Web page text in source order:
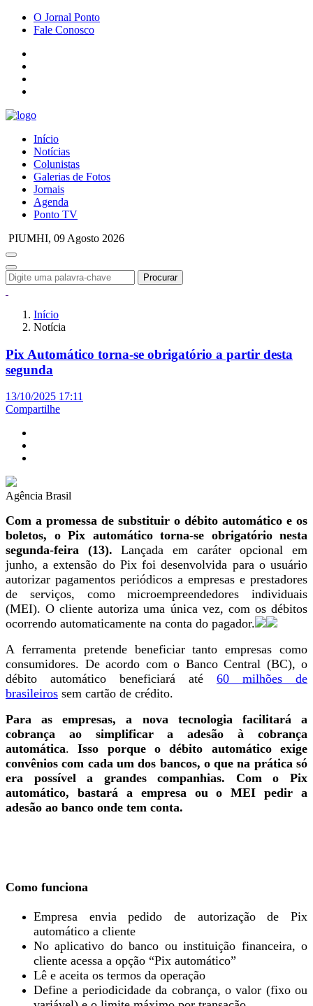
O Jornal Ponto
Fale Conosco
Início
Notícias
Colunistas
Galerias de Fotos
Jornais
Agenda
Ponto TV
PIUMHI, 09 Agosto 2026
Procurar
Início
Notícia
Pix Automático torna-se obrigatório a partir desta
segunda
13/10/2025 17:11
Compartilhe
Agência Brasil
Com a promessa de substituir o débito automático e os
boletos, o Pix automático torna-se obrigatório nesta
segunda-feira (13). Lançada em caráter opcional em
junho, a extensão do Pix foi desenvolvida para o usuário
autorizar pagamentos periódicos a empresas e prestadores
de serviços, como microempreendedores individuais
(MEI). O cliente autoriza uma única vez, com os débitos
ocorrendo automaticamente na conta do pagador.
A ferramenta pretende beneficiar tanto empresas como
consumidores. De acordo com o Banco Central (BC), o
débito automático beneficiará até 60 milhões de
brasileiros sem cartão de crédito.
Para as empresas, a nova tecnologia facilitará a
cobrança ao simplificar a adesão à cobrança
automática.Isso porque o débito automático exige
convênios com cada um dos bancos, o que na prática só
era possível a grandes companhias. Com o Pix
automático, bastará a empresa ou o MEI pedir a
adesão ao banco onde tem conta.
Como funciona
Empresa envia pedido de autorização de Pix
automático a cliente
No aplicativo do banco ou instituição financeira, o
cliente acessa a opção “Pix automático”
Lê e aceita os termos da operação
Define a periodicidade da cobrança, o valor (fixo ou